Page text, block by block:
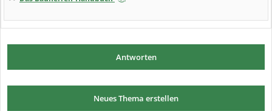
Antworten
Neues Thema erstellen